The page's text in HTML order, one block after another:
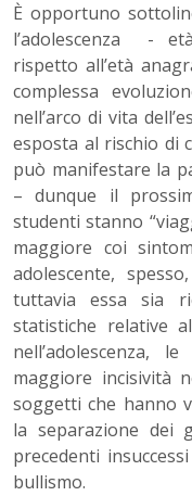
È opportuno
l’adolescenza -
rispetto all’età
complessa
nell’arco di vita
esposta al rischio di
può manifestare la
– dunque il
studenti stanno
maggiore coi
adolescente,
tuttavia essa sia
statistiche relative
nell’adolescenza,
maggiore incisività
soggetti che hanno
la separazione dei
precedenti
bullismo.